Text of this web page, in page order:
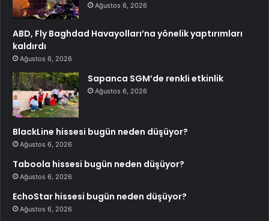
Ağustos 6, 2026
ABD, Fly Baghdad Havayolları’na yönelik yaptırımları
kaldırdı
Ağustos 6, 2026
Sapanca SGM’de renkli etkinlik
Ağustos 6, 2026
BlackLine hissesi bugün neden düşüyor?
Ağustos 6, 2026
Taboola hissesi bugün neden düşüyor?
Ağustos 6, 2026
EchoStar hissesi bugün neden düşüyor?
Ağustos 6, 2026